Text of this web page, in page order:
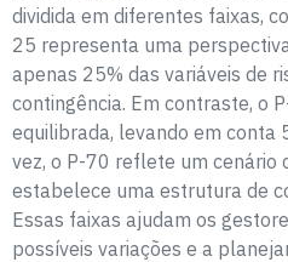
dividida em diferentes faixas,
25 representa uma
apenas 25% das variáveis de
contingência. Em contraste, o
equilibrada, levando em conta
vez, o P-70 reflete um cenário
estabelece uma estrutura de
Essas faixas ajudam os
possíveis variações e a